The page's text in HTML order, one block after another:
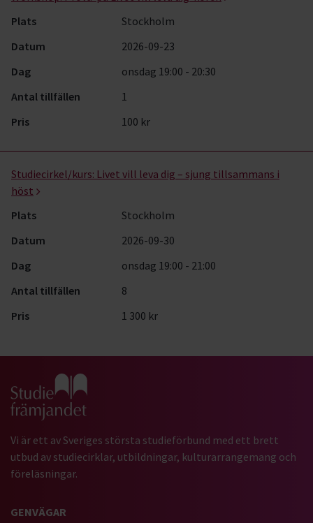
Plats
Stockholm
Datum
2026-09-23
Dag
onsdag 19:00 - 20:30
Antal tillfällen
1
Pris
100 kr
Studiecirkel/kurs: Livet vill leva dig – sjung tillsammans i
höst
Plats
Stockholm
Datum
2026-09-30
Dag
onsdag 19:00 - 21:00
Antal tillfällen
8
Pris
1 300 kr
Gå till studiefrämjandets startsida
Vi är ett av Sveriges största studieförbund med ett brett
utbud av studiecirklar, utbildningar, kulturarrangemang och
föreläsningar.
GENVÄGAR